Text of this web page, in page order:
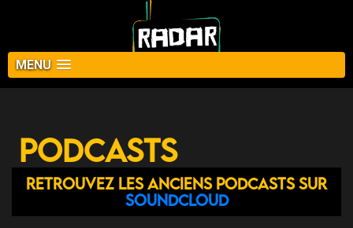
MENU
Podcasts
Retrouvez les anciens podcasts sur
Soundcloud